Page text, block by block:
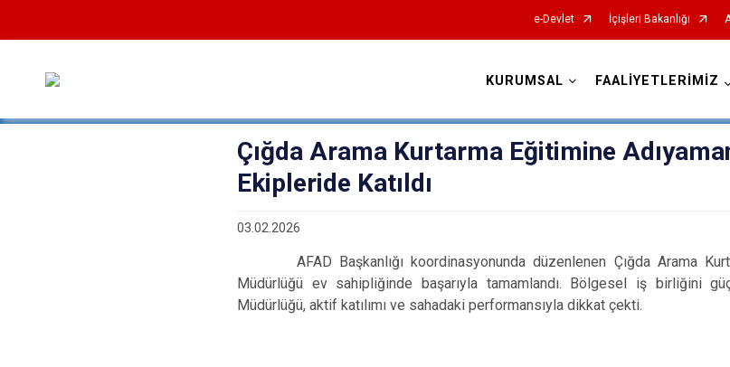
e-Devlet İçişleri Bakanlığı
KURUMSAL FAALİYETLERİMİZ
Çığda Arama Kurtarma Eğitimine
Ekipleride Katıldı
03.02.2026
AFAD Başkanlığı koordinasyonunda düzenlenen Çığda Arama
Müdürlüğü ev sahipliğinde başarıyla tamamlandı. Bölgesel iş birliğini
Müdürlüğü, aktif katılımı ve sahadaki performansıyla dikkat çekti.